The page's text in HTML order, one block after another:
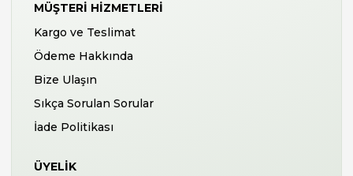
MÜŞTERI HIZMETLERI
Kargo ve Teslimat
Ödeme Hakkında
Bize Ulaşın
Sıkça Sorulan Sorular
İade Politikası
ÜYELIK